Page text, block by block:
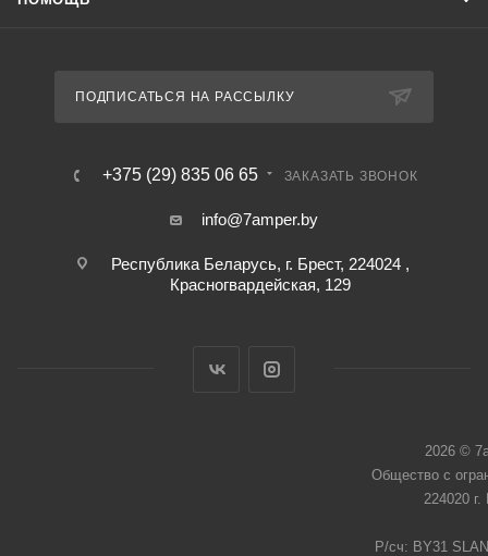
ПОДПИСАТЬСЯ НА РАССЫЛКУ
+375 (29) 835 06 65 ЗАКАЗАТЬ ЗВОНОК
info@7amper.by
Республика Беларусь, г. Брест, 224024 ,
Красногвардейская, 129
2026 ©
Общество с
224020
Р/сч: BY31